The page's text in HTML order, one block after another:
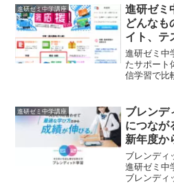
進研ゼミ中学講座
進研ゼミ
どんなも
イト、テ
路にまつ
説！
進研ゼミ中
たサポート
信学習で比
ルゼミな
し、進研
相談が可能
となる通信
進研ゼミ中学講座
ブレンデ
につなが
新年度か
徹底解説
ブレンディ
進研ゼミ中
ブレンディ